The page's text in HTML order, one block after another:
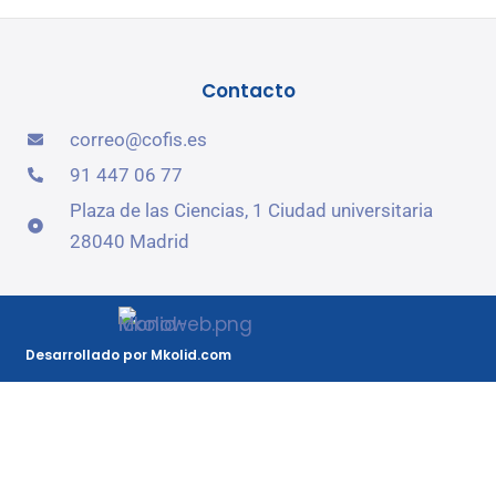
Contacto
correo@cofis.es
91 447 06 77
Plaza de las Ciencias, 1 Ciudad universitaria
28040 Madrid
Desarrollado por Mkolid.com